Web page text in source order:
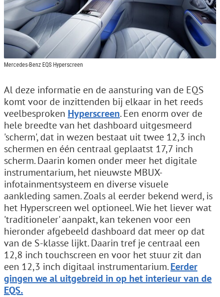
Mercedes-Benz EQS Hyperscreen
Al deze informatie en de aansturing van de EQS
komt voor de inzittenden bij elkaar in het reeds
veelbesproken Hyperscreen. Een enorm over de
hele breedte van het dashboard uitgesmeerd
'scherm', dat in wezen bestaat uit twee 12,3 inch
schermen en één centraal geplaatst 17,7 inch
scherm. Daarin komen onder meer het digitale
instrumentarium, het nieuwste MBUX-
infotainmentsysteem en diverse visuele
aankleding samen. Zoals al eerder bekend werd, is
het Hyperscreen wel optioneel. Wie het liever wat
'traditioneler' aanpakt, kan tekenen voor een
hieronder afgebeeld dashboard dat meer op dat
van de S-klasse lijkt. Daarin tref je centraal een
12,8 inch touchscreen en voor het stuur zit dan
een 12,3 inch digitaal instrumentarium.Eerder
gingen we al uitgebreid in op het interieur van de
EQS.